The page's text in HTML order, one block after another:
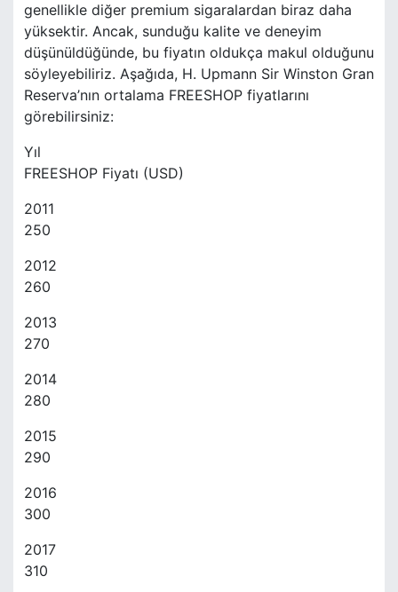
genellikle diğer premium sigaralardan biraz daha
yüksektir. Ancak, sunduğu kalite ve deneyim
düşünüldüğünde, bu fiyatın oldukça makul olduğunu
söyleyebiliriz. Aşağıda, H. Upmann Sir Winston Gran
Reserva’nın ortalama FREESHOP fiyatlarını
görebilirsiniz:
Yıl
FREESHOP Fiyatı (USD)
2011
250
2012
260
2013
270
2014
280
2015
290
2016
300
2017
310